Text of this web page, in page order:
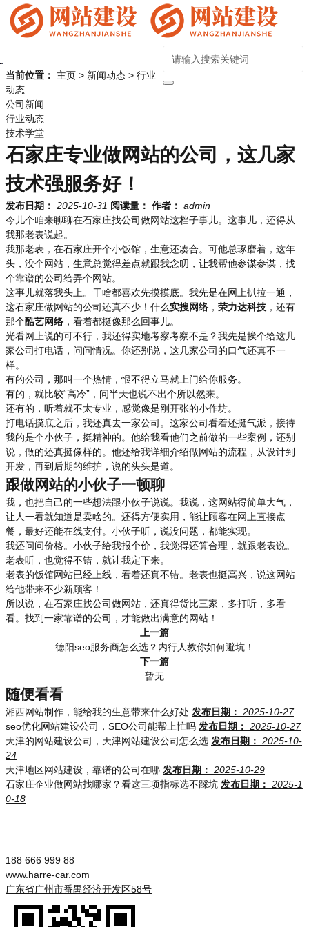
当前位置： 主页 > 新闻动态 > 行业
动态
公司新闻
行业动态
技术学堂
石家庄专业做网站的公司，这几家
技术强服务好！
发布日期： 2025-10-31 阅读量： 作者： admin
今儿个咱来聊聊在石家庄找公司做网站这档子事儿。这事儿，还得从
我那老表说起。
我那老表，在石家庄开个小饭馆，生意还凑合。可他总琢磨着，这年
头，没个网站，生意总觉得差点就跟我念叨，让我帮他参谋参谋，找
个靠谱的公司给弄个网站。
这事儿就落我头上。干啥都喜欢先摸摸底。我先是在网上扒拉一通，
这石家庄做网站的公司还真不少！什么实搜网络 ， 荣力达科技 ，还有
那个酷艺网络 ，看着都挺像那么回事儿。
光看网上说的可不行，我还得实地考察考察不是？我先是挨个给这几
家公司打电话，问问情况。你还别说，这几家公司的口气还真不一
样。
有的公司，那叫一个热情，恨不得立马就上门给你服务。
有的，就比较“高冷”，问半天也说不出个所以然来。
还有的，听着就不太专业，感觉像是刚开张的小作坊。
打电话摸底之后，我还真去一家公司。这家公司看着还挺气派，接待
我的是个小伙子，挺精神的。他给我看他们之前做的一些案例，还别
说，做的还真挺像样的。他还给我详细介绍做网站的流程，从设计到
开发，再到后期的维护，说的头头是道。
跟做网站的小伙子一顿聊
我，也把自己的一些想法跟小伙子说说。我说，这网站得简单大气，
让人一看就知道是卖啥的。还得方便实用，能让顾客在网上直接点
餐，最好还能在线支付。小伙子听，说没问题，都能实现。
我还问问价格。小伙子给我报个价，我觉得还算合理，就跟老表说。
老表听，也觉得不错，就让我定下来。
老表的饭馆网站已经上线，看着还真不错。老表也挺高兴，说这网站
给他带来不少新顾客！
所以说，在石家庄找公司做网站，还真得货比三家，多打听，多看
看。找到一家靠谱的公司，才能做出满意的网站！
上一篇
德阳seo服务商怎么选？内行人教你如何避坑！
下一篇
暂无
随便看看
湘西网站制作，能给我的生意带来什么好处 发布日期： 2025-10-27
seo优化网站建设公司，SEO公司能帮上忙吗 发布日期： 2025-10-27
天津的网站建设公司，天津网站建设公司怎么选 发布日期： 2025-10-
24
天津地区网站建设，靠谱的公司在哪 发布日期： 2025-10-29
石家庄企业做网站找哪家？看这三项指标选不踩坑 发布日期： 2025-1
0-18
188 666 999 88
www.harre-car.com
广东省广州市番禺经济开发区58号